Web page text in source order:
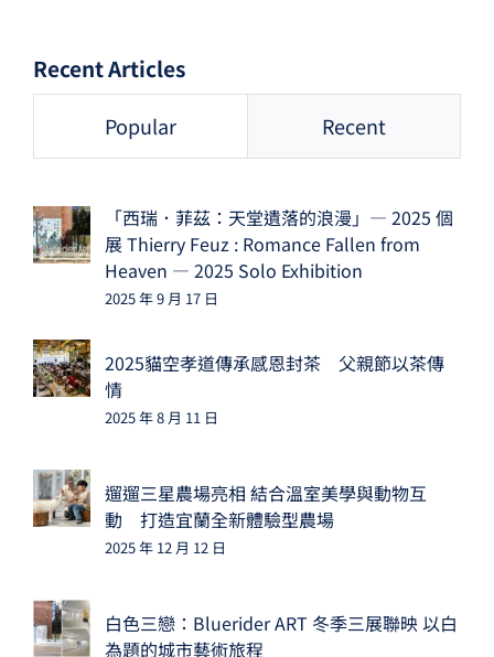
Recent Articles
Popular Recent
「西瑞．菲茲：天堂遺落的浪漫」— 2025 個
展 Thierry Feuz : Romance Fallen from
Heaven — 2025 Solo Exhibition
2025 年 9 月 17 日
2025貓空孝道傳承感恩封茶 父親節以茶傳
情
2025 年 8 月 11 日
遛遛三星農場亮相 結合溫室美學與動物互
動 打造宜蘭全新體驗型農場
2025 年 12 月 12 日
白色三戀：Bluerider ART 冬季三展聯映 以白
為題的城市藝術旅程